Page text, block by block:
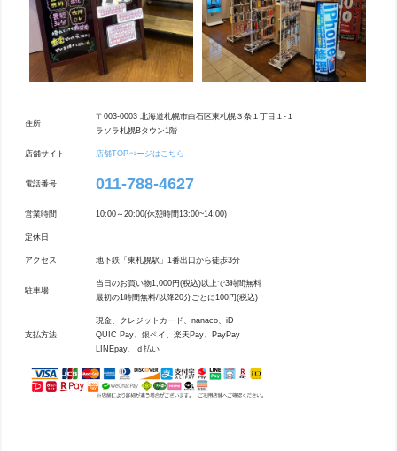
住所
〒003-0003 北海道札幌市白石区東札幌３条１丁目１-１
ラソラ札幌Bタウン1階
店舗サイト 店舗TOPぺージはこちら
電話番号 011-788-4627
営業時間 10:00～20:00(休憩時間13:00~14:00)
定休日
アクセス 地下鉄「東札幌駅」1番出口から徒歩3分
駐車場
当⽇のお買い物1,000円(税込)以上で3時間無料
最初の1時間無料/以降20分ごとに100円(税込)
支払方法
現金、クレジットカード、nanaco、iD
QUIC Pay、銀ペイ、楽天Pay、PayPay
LINEpay、ｄ払い